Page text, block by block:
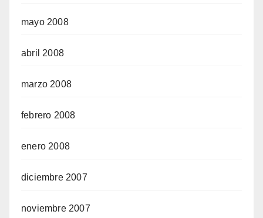
mayo 2008
abril 2008
marzo 2008
febrero 2008
enero 2008
diciembre 2007
noviembre 2007